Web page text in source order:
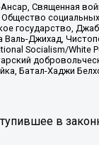
Священная
Общество
государство,
Джихад,
Socialism/White
Батал-Хаджи
в